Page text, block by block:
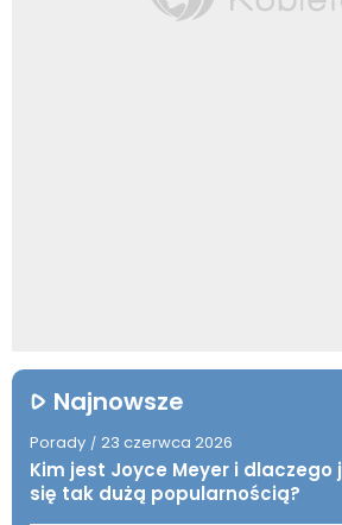
Najnowsze
Porady / 23 czerwca 2026
Kim jest Joyce Meyer i dlaczego
się tak dużą popularnością?